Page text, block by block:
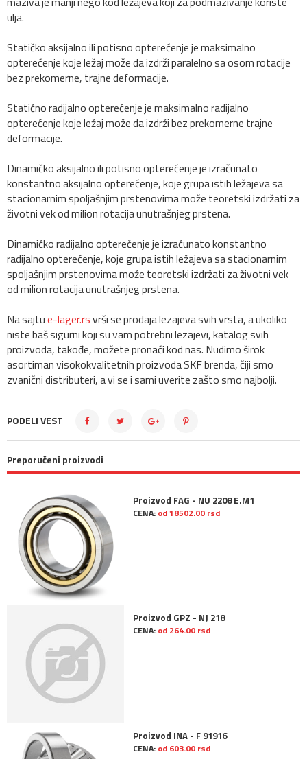
ulja.
Statičko aksijalno ili potisno opterećenje je maksimalno
opterećenje koje ležaj može da izdrži paralelno sa osom rotacije
bez prekomerne, trajne deformacije.
Statično radijalno opterećenje je maksimalno radijalno
opterećenje koje ležaj može da izdrži bez prekomerne trajne
deformacije.
Dinamičko aksijalno ili potisno opterećenje je izračunato
konstantno aksijalno opterećenje, koje grupa istih ležajeva sa
stacionarnim spoljašnjim prstenovima može teoretski izdržati za
životni vek od milion rotacija unutrašnjeg prstena.
Dinamičko radijalno opterečenje je izračunato konstantno
radijalno opterećenje, koje grupa istih ležajeva sa stacionarnim
spoljašnjim prstenovima može teoretski izdržati za životni vek
od milion rotacija unutrašnjeg prstena.
Na sajtue-lager.rsvrši se prodaja lezajeva svih vrsta, a ukoliko
niste baš sigurni koji su vam potrebni lezajevi, katalog svih
proizvoda, takođe, možete pronaći kod nas. Nudimo širok
asortiman visokokvalitetnih proizvoda SKF brenda, čiji smo
zvanični distributeri, a vi se i sami uverite zašto smo najbolji.
PODELI VEST
Preporučeni proizvodi
Proizvod FAG - NU 2208 E.M1
CENA: od 18502.00 rsd
Proizvod GPZ - NJ 218
CENA: od 264.00 rsd
Proizvod INA - F 91916
CENA: od 603.00 rsd